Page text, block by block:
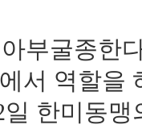
부굴종한
서 역할을
일 한미동